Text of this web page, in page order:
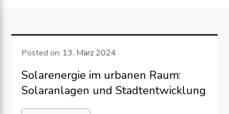
Posted on: 13. März 2024
Solarenergie im urbanen Raum:
Solaranlagen und Stadtentwicklung